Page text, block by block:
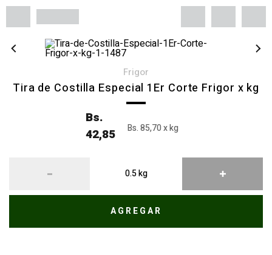
frigor
Tira de Costilla Especial 1Er Corte Frigor x kg
Bs.
42,85
Bs. 85,70 x kg
AGREGAR